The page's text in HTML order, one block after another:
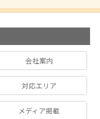
会社案内
対応エリア
メディア掲載